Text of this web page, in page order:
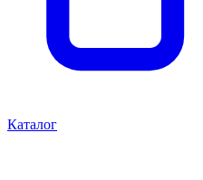
Каталог